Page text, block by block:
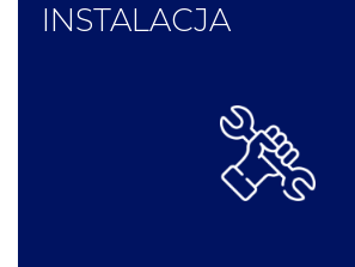
INSTALACJA